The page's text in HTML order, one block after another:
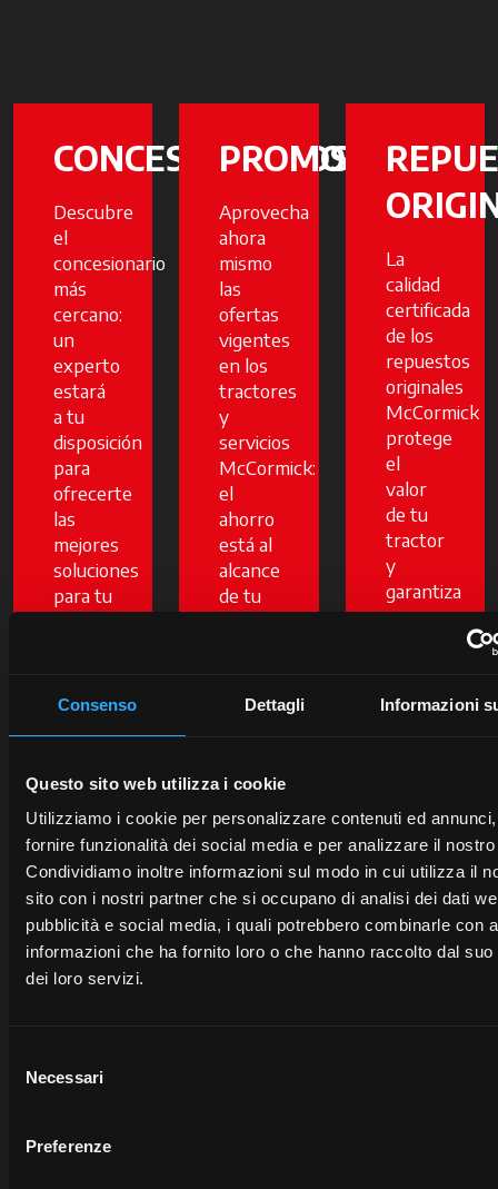
Consenso Dettagli Informazioni
Questo sito web utilizza i cookie
Utilizziamo i cookie per personalizzare contenuti ed
fornire funzionalità dei social media e per analizzare il
Condividiamo inoltre informazioni sul modo in cui utilizza il
sito con i nostri partner che si occupano di analisi dei dati
pubblicità e social media, i quali potrebbero combinarle con
informazioni che ha fornito loro o che hanno raccolto dal
dei loro servizi.
delNecessari
Preferenze
CONCESIONARIOS
Descubre
el
concesionario
más
cercano:
un
experto
estará
a tu
disposición
para
ofrecerte
las
mejores
soluciones
para tu
negocio.
más
se abre en una pestaña nueva
PROMOCIONES
Aprovecha
ahora
mismo
las
ofertas
vigentes
en los
tractores
y
servicios
McCormick:
el
ahorro
está al
alcance
de tu
mano.
por
Descubre
más
La
calidad
certificada
de los
repuestos
originales
McCormick
protege
el
valor
de tu
tractor
y
garantiza
una
rendimiento.